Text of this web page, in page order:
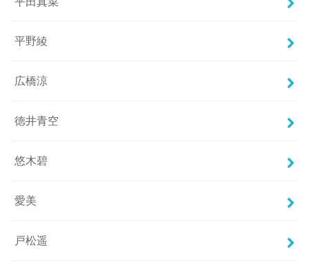
平野綾
広橋涼
徳井青空
悠木碧
愛美
戸松遥